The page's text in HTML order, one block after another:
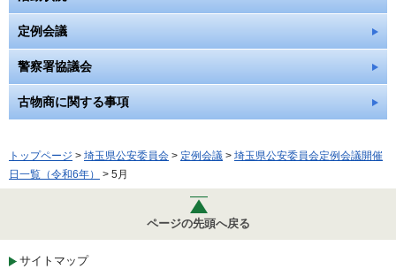
定例会議
警察署協議会
古物商に関する事項
トップページ > 埼玉県公安委員会 > 定例会議 > 埼玉県公安委員会定例会議開催
日一覧（令和6年）
> 5月
ページの先頭へ戻る
サイトマップ